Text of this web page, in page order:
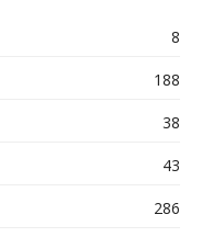
8
188
38
43
286